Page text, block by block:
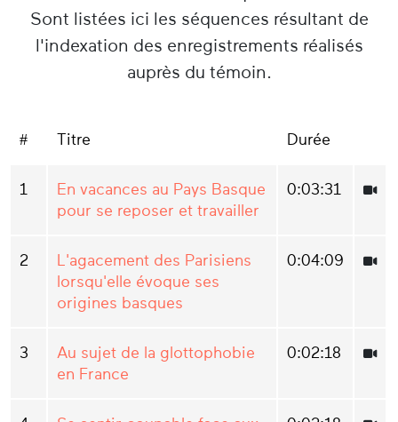
Sont listées ici les séquences résultant de
l'indexation des enregistrements réalisés
auprès du témoin.
# Titre Durée
1
En vacances au Pays Basque
pour se reposer et travailler
0:03:31
2
L'agacement des Parisiens
lorsqu'elle évoque ses
origines basques
0:04:09
3
Au sujet de la glottophobie
en France
0:02:18